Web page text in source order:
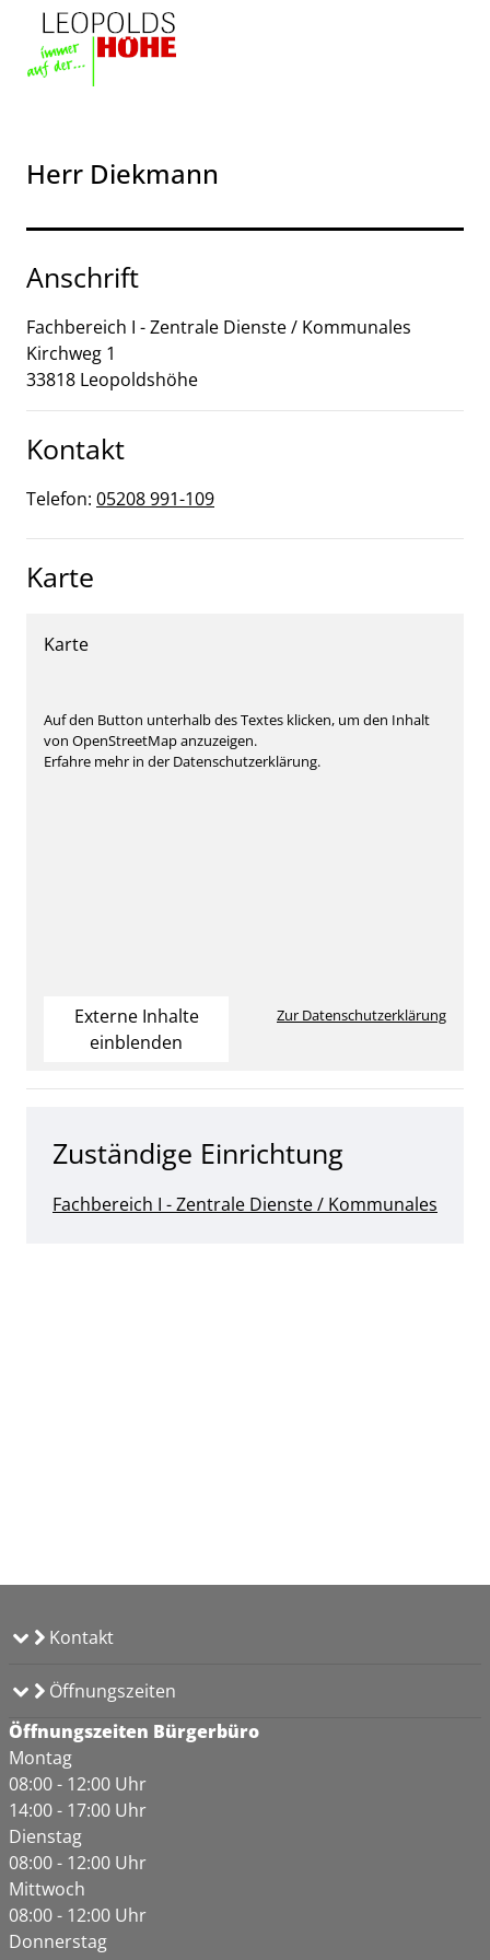
Zum Hauptinhalt springen
Zum Header
Zum Hauptinhalt
Zum Footer
Herr Diekmann
Anschrift
Fachbereich I - Zentrale Dienste / Kommunales
Kirchweg 1
33818 Leopoldshöhe
Kontakt
Telefon: 05208 991-109
Karte
Karte
Auf den Button unterhalb des Textes klicken, um den Inhalt
von OpenStreetMap anzuzeigen.
Erfahre mehr in der Datenschutzerklärung.
Externe Inhalte
einblenden
Zur Datenschutzerklärung
Zuständige Einrichtung
Fachbereich I - Zentrale Dienste / Kommunales
Kontakt
Öffnungszeiten
Öffnungszeiten Bürgerbüro
Montag
08:00 - 12:00 Uhr
14:00 - 17:00 Uhr
Dienstag
08:00 - 12:00 Uhr
Mittwoch
08:00 - 12:00 Uhr
Donnerstag